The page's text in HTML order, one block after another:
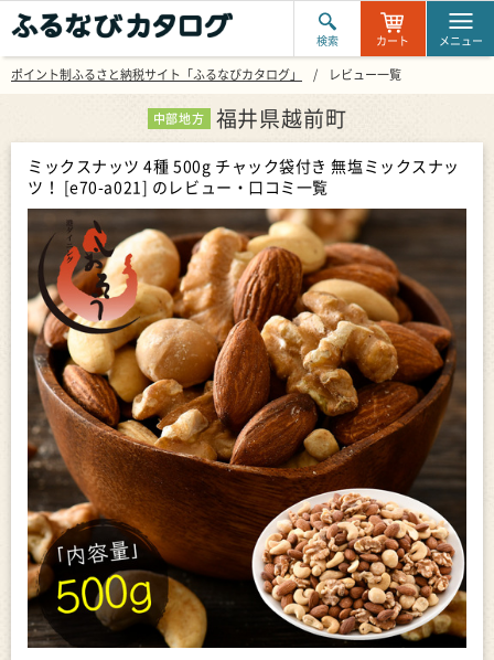
検索 カート メニュー
ポイント制ふるさと納税サイト「ふるなびカタログ」 レビュー一覧
中部地方 福井県越前町
ミックスナッツ 4種 500g チャック袋付き 無塩ミックスナッ
ツ！ [e70-a021] のレビュー・口コミ一覧